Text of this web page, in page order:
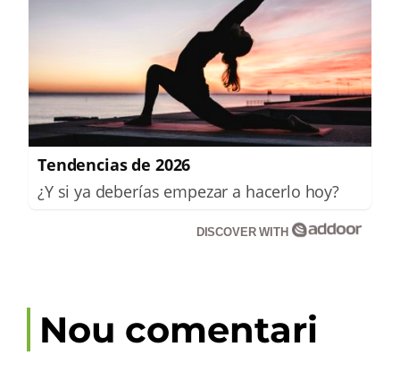
Tendencias de 2026
¿Y si ya deberías empezar a hacerlo hoy?
DISCOVER WITH
Nou comentari